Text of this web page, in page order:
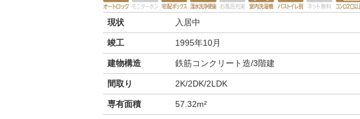
現状 入居中
竣工 1995年10月
建物構造 鉄筋コンクリート造/3階建
間取り 2K/2DK/2LDK
専有面積 57.32m²